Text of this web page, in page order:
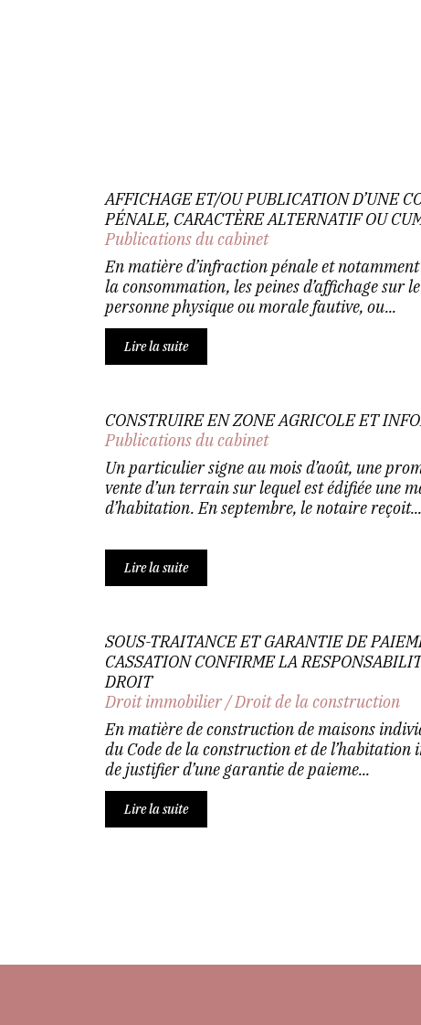
AFFICHAGE ET/OU PUBLICATION D’UNE
PÉNALE, CARACTÈRE ALTERNATIF OU
Publications du cabinet
En matière d’infraction pénale et
la consommation, les peines d’affichage sur
personne physique ou morale fautive, ou...
Lire la suite
CONSTRUIRE EN ZONE AGRICOLE ET
Publications du cabinet
Un particulier signe au mois d’août, une
vente d’un terrain sur lequel est édifiée une
d’habitation. En septembre, le notaire reçoit...
Lire la suite
SOUS-TRAITANCE ET GARANTIE DE
CASSATION CONFIRME LA
DROIT
Droit immobilier/Droit de la construction
En matière de construction de maisons
du Code de la construction et de l’habitation
de justifier d’une garantie de paieme...
Lire la suite